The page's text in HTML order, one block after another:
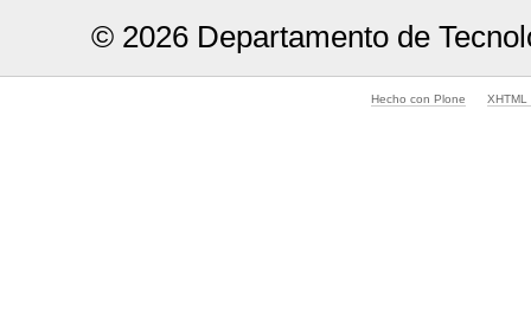
© 2026 Departamento de
Hecho con Plone XHTML